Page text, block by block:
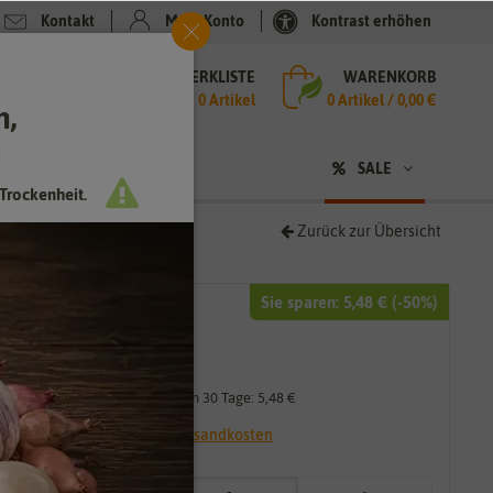
Kontakt Mein Konto Kontrast erhöhen
MERKLISTE
0 Artikel
WARENKORB
0Artikel /0,00 €
SALE
Zurück zur Übersicht
Sie sparen: 5,48 € (-50%)
5,48 €
Niedrigster Preis der letzten 30 Tage: 5,48 €
* inkl. 7% MwSt. zzgl. Versandkosten